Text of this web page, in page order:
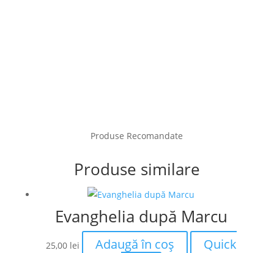
Produse Recomandate
Produse similare
Evanghelia după Marcu
25,00 lei Adaugă în coș
Quick